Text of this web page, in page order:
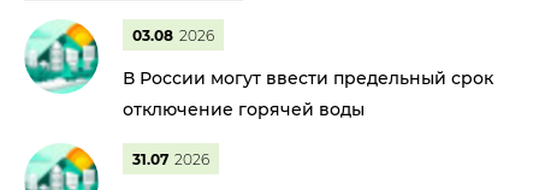
03.08 2026
В России могут ввести предельный срок
отключение горячей воды
31.07 2026